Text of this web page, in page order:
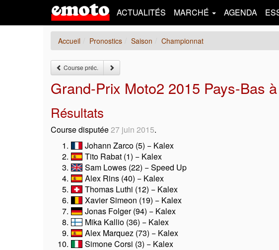
ACTUALITÉS MARCHÉ AGENDA
Accueil Pronostics Saison Championnat
Course préc.
Grand-Prix Moto2 2015 Pays-Bas
Résultats
Course disputée27 juin 2015.
Johann Zarco (5) − Kalex
Tito Rabat (1) − Kalex
Sam Lowes (22) − Speed Up
Alex Rins (40) − Kalex
Thomas Luthi (12) − Kalex
Xavier Simeon (19) − Kalex
Jonas Folger (94) − Kalex
Mika Kallio (36) − Kalex
Alex Marquez (73) − Kalex
Simone Corsi (3) − Kalex